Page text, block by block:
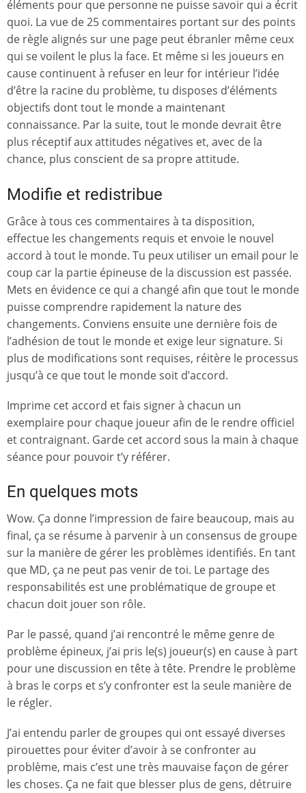
éléments pour que personne ne puisse savoir qui a écrit
quoi. La vue de 25 commentaires portant sur des points
de règle alignés sur une page peut ébranler même ceux
qui se voilent le plus la face. Et même si les joueurs en
cause continuent à refuser en leur for intérieur l’idée
d’être la racine du problème, tu disposes d’éléments
objectifs dont tout le monde a maintenant
connaissance. Par la suite, tout le monde devrait être
plus réceptif aux attitudes négatives et, avec de la
chance, plus conscient de sa propre attitude.
Modifie et redistribue
Grâce à tous ces commentaires à ta disposition,
effectue les changements requis et envoie le nouvel
accord à tout le monde. Tu peux utiliser un email pour le
coup car la partie épineuse de la discussion est passée.
Mets en évidence ce qui a changé afin que tout le monde
puisse comprendre rapidement la nature des
changements. Conviens ensuite une dernière fois de
l’adhésion de tout le monde et exige leur signature. Si
plus de modifications sont requises, réitère le processus
jusqu’à ce que tout le monde soit d’accord.
Imprime cet accord et fais signer à chacun un
exemplaire pour chaque joueur afin de le rendre officiel
et contraignant. Garde cet accord sous la main à chaque
séance pour pouvoir t’y référer.
En quelques mots
Wow. Ça donne l’impression de faire beaucoup, mais au
final, ça se résume à parvenir à un consensus de groupe
sur la manière de gérer les problèmes identifiés. En tant
que MD, ça ne peut pas venir de toi. Le partage des
responsabilités est une problématique de groupe et
chacun doit jouer son rôle.
Par le passé, quand j’ai rencontré le même genre de
problème épineux, j’ai pris le(s) joueur(s) en cause à part
pour une discussion en tête à tête. Prendre le problème
à bras le corps et s’y confronter est la seule manière de
le régler.
J’ai entendu parler de groupes qui ont essayé diverses
pirouettes pour éviter d’avoir à se confronter au
problème, mais c’est une très mauvaise façon de gérer
les choses. Ça ne fait que blesser plus de gens, détruire